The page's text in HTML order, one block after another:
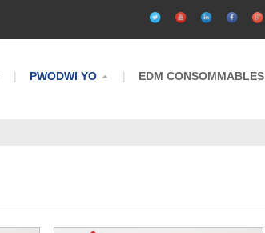
PWODWI YO EDM CONSOMMABLES